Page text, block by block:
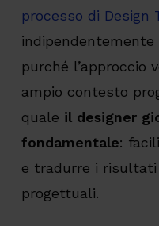
processo di Design
indipendentemente
purché l’approccio
ampio contesto
quale il designer
fondamentale:
e tradurre i risultati
progettuali.